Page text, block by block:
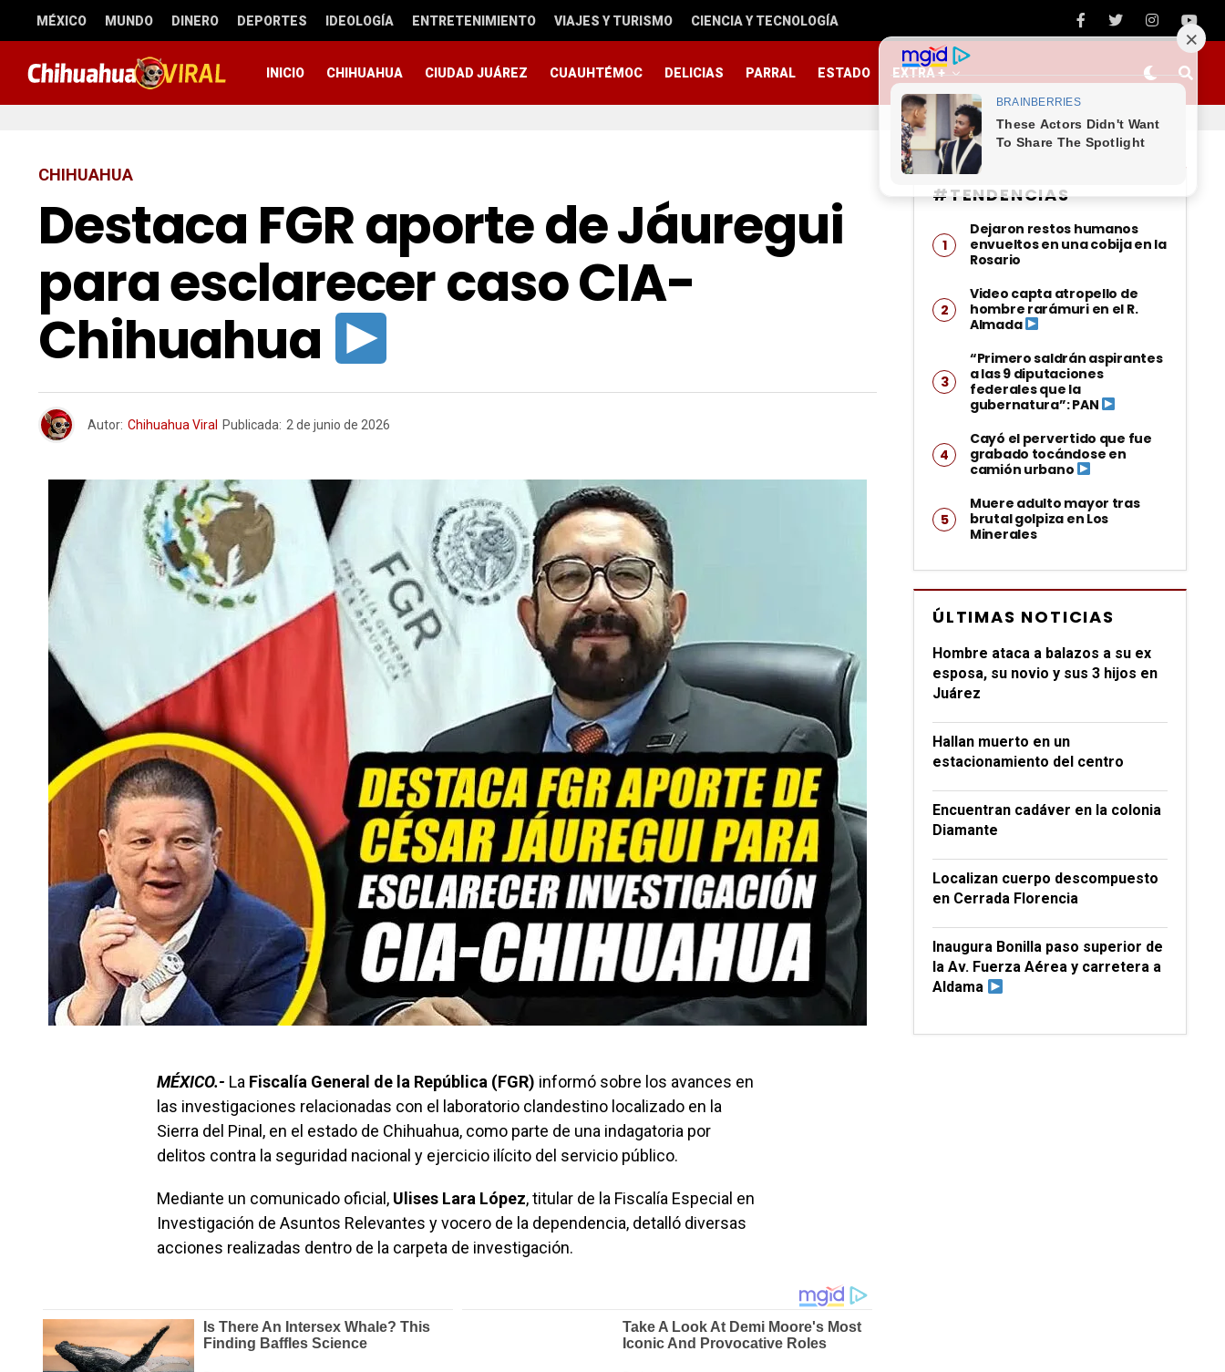
MÉXICO MUNDO DINERO DEPORTES IDEOLOGÍA ENTRETENIMIENTO VIAJES Y TURISMO CIENCIA Y TECNOLOGÍA
INICIO CHIHUAHUA CIUDAD JUÁREZ CUAUHTÉMOC DELICIAS PARRAL ESTADO EXTRA +
CHIHUAHUA
Destaca FGR aporte de Jáuregui
para esclarecer caso CIA-
Chihuahua
Autor: Chihuahua Viral Publicada: 2 de junio de 2026
MÉXICO.- La Fiscalía General de la República (FGR) informó sobre los avances en
las investigaciones relacionadas con el laboratorio clandestino localizado en la
Sierra del Pinal, en el estado de Chihuahua, como parte de una indagatoria por
delitos contra la seguridad nacional y ejercicio ilícito del servicio público.
Mediante un comunicado oficial, Ulises Lara López, titular de la Fiscalía Especial en
Investigación de Asuntos Relevantes y vocero de la dependencia, detalló diversas
acciones realizadas dentro de la carpeta de investigación.
#TENDENCIAS
Dejaron restos humanos
envueltos en una cobija en la
Rosario
Video capta atropello de
hombre rarámuri en el R.
Almada
“Primero saldrán aspirantes
a las 9 diputaciones
federales que la
gubernatura”: PAN
Cayó el pervertido que fue
grabado tocándose en
camión urbano
Muere adulto mayor tras
brutal golpiza en Los
Minerales
ÚLTIMAS NOTICIAS
Hombre ataca a balazos a su ex
esposa, su novio y sus 3 hijos en
Juárez
Hallan muerto en un
estacionamiento del centro
Encuentran cadáver en la colonia
Diamante
Localizan cuerpo descompuesto
en Cerrada Florencia
Inaugura Bonilla paso superior de
la Av. Fuerza Aérea y carretera a
Aldama